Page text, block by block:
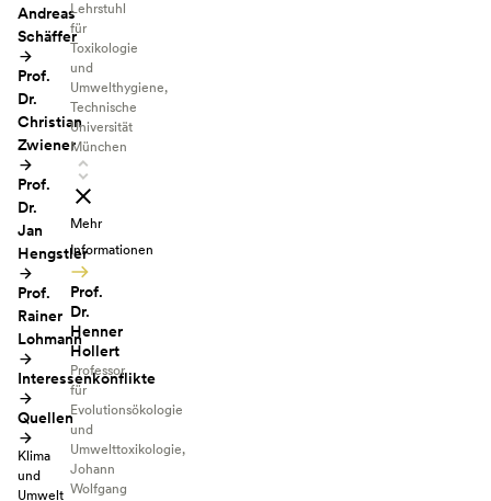
Andreas
Schäffer
Prof.
Dr.
Christian
Zwiener
Prof.
Dr.
Jan
Hengstler
Prof.
Rainer
Lohmann
Interessenkonflikte
Quellen
Klima
und
Umwelt
Lehrstuhl
für
Toxikologie
und
Umwelthygiene,
Technische
Universität
München
Mehr
Informationen
Prof.
Dr.
Henner
Hollert
Professor
für
Evolutionsökologie
und
Umwelttoxikologie,
Johann
Wolfgang